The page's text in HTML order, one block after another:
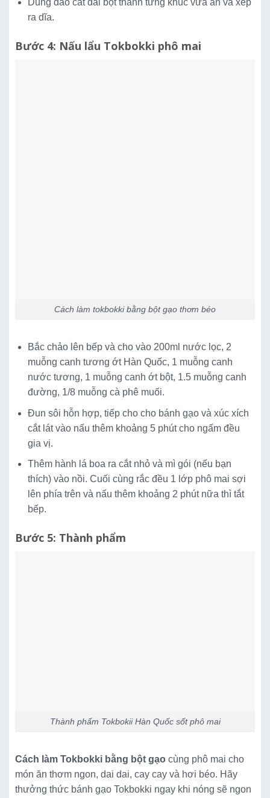
ra dĩa.
Bước 4: Nấu lẩu Tokbokki phô mai
Cách làm tokbokki bằng bột gạo thơm béo
Bắc chảo lên bếp và cho vào 200ml nước lọc, 2
muỗng canh tương ớt Hàn Quốc, 1 muỗng canh
nước tương, 1 muỗng canh ớt bột, 1.5 muỗng canh
đường, 1/8 muỗng cà phê muối.
Đun sôi hỗn hợp, tiếp cho cho bánh gạo và xúc xích
cắt lát vào nấu thêm khoảng 5 phút cho ngấm đều
gia vị.
Thêm hành lá boa ra cắt nhỏ và mì gói (nếu bạn
thích) vào nồi. Cuối cùng rắc đều 1 lớp phô mai sợi
lên phía trên và nấu thêm khoảng 2 phút nữa thì tắt
bếp.
Bước 5: Thành phẩm
Thành phẩm Tokbokii Hàn Quốc sốt phô mai
Cách làm Tokbokki bằng bột gạo cùng phô mai cho
món ăn thơm ngon, dai dai, cay cay và hơi béo. Hãy
thưởng thức bánh gạo Tokbokki ngay khi nóng sẽ ngon